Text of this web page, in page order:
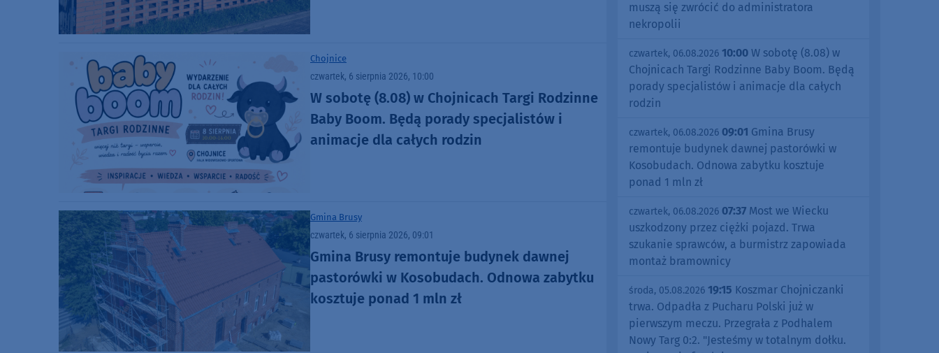
Chojnice
czwartek, 6 sierpnia 2026, 10:00
W sobotę (8.08) w Chojnicach Targi Rodzinne
Baby Boom. Będą porady specjalistów i
animacje dla całych rodzin
Gmina Brusy
czwartek, 6 sierpnia 2026, 09:01
Gmina Brusy remontuje budynek dawnej
pastorówki w Kosobudach. Odnowa zabytku
kosztuje ponad 1 mln zł
muszą się zwrócić do administratora
nekropolii
czwartek, 06.08.2026 10:00 W sobotę (8.08) w
Chojnicach Targi Rodzinne Baby Boom. Będą
porady specjalistów i animacje dla całych
rodzin
czwartek, 06.08.2026 09:01 Gmina Brusy
remontuje budynek dawnej pastorówki w
Kosobudach. Odnowa zabytku kosztuje
ponad 1 mln zł
czwartek, 06.08.2026 07:37 Most we Wiecku
uszkodzony przez ciężki pojazd. Trwa
szukanie sprawców, a burmistrz zapowiada
montaż bramownicy
środa, 05.08.2026 19:15 Koszmar Chojniczanki
trwa. Odpadła z Pucharu Polski już w
pierwszym meczu. Przegrała z Podhalem
Nowy Targ 0:2. "Jesteśmy w totalnym dołku.